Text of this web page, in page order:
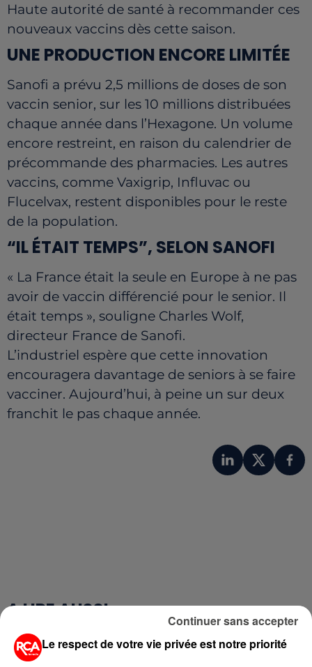
Haute autorité de santé à recommander ces
nouveaux vaccins dès cette saison.
UNE PRODUCTION ENCORE LIMITÉE
Sanofi a prévu 2,5 millions de doses de son
vaccin senior, sur les 10 millions distribuées
chaque année dans l’Hexagone. Un volume
encore restreint, en raison du calendrier de
précommande des pharmacies. Les autres
vaccins, comme Vaxigrip, Influvac ou
Flucelvax, restent disponibles pour le reste
de la population.
“IL ÉTAIT TEMPS”, SELON SANOFI
« La France était la seule en Europe à ne pas
avoir de vaccin différencié pour le senior. Il
était temps », souligne Charles Wolf,
directeur France de Sanofi.
L’industriel espère que cette innovation
encouragera davantage de seniors à se faire
vacciner. Aujourd’hui, à peine un sur deux
franchit le pas chaque année.
A LIRE AUSSI...
6 août 2026
Le respect de votre vie privée est notre priorité
Continuer sans accepter